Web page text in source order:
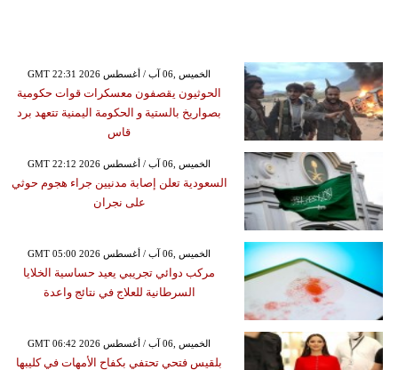
GMT 22:31 2026 الخميس ,06 آب / أغسطس
الحوثيون يقصفون معسكرات قوات حكومية
بصواريخ بالستية و الحكومة اليمنية تتعهد برد
قاس
GMT 22:12 2026 الخميس ,06 آب / أغسطس
السعودية تعلن إصابة مدنيين جراء هجوم حوثي
على نجران
GMT 05:00 2026 الخميس ,06 آب / أغسطس
مركب دوائي تجريبي يعيد حساسية الخلايا
السرطانية للعلاج في نتائج واعدة
GMT 06:42 2026 الخميس ,06 آب / أغسطس
بلقيس فتحي تحتفي بكفاح الأمهات في كليبها